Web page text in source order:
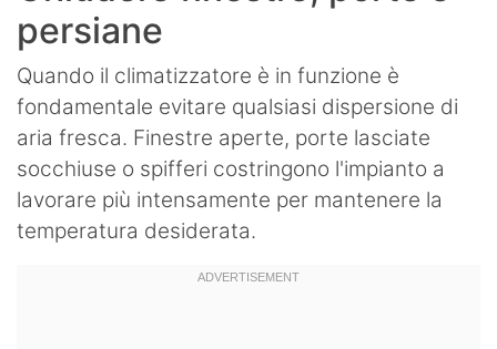
persiane
Quando il climatizzatore è in funzione è
fondamentale evitare qualsiasi dispersione di
aria fresca. Finestre aperte, porte lasciate
socchiuse o spifferi costringono l'impianto a
lavorare più intensamente per mantenere la
temperatura desiderata.